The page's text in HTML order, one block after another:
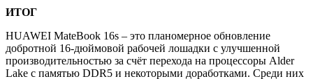
ИТОГ
HUAWEI MateBook 16s – это планомерное обновление
добротной 16-дюймовой рабочей лошадки с улучшенной
производительностью за счёт перехода на процессоры Alder
Lake c памятью DDR5 и некоторыми доработками. Среди них